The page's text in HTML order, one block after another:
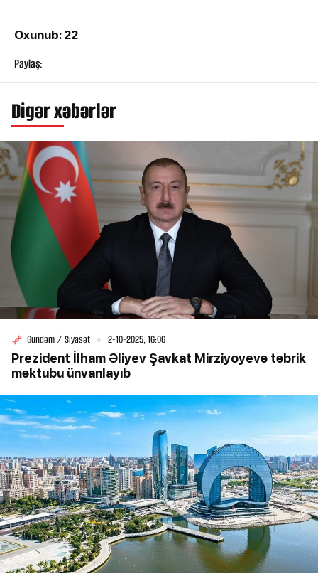
Oxunub: 22
Paylaş:
Digər xəbərlər
Gündəm / Siyasət 2-10-2025, 16:06
Prezident İlham Əliyev Şavkat Mirziyoyevə təbrik
məktubu ünvanlayıb